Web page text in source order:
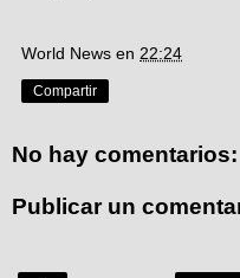
World News en 22:24
Compartir
No hay comentarios:
Publicar un